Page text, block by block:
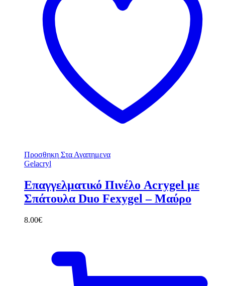
Προσθηκη Στα Αγαπημενα
Gelacryl
Επαγγελματικό Πινέλο Acrygel με
Σπάτουλα Duo Fexygel – Μαύρο
8.00€